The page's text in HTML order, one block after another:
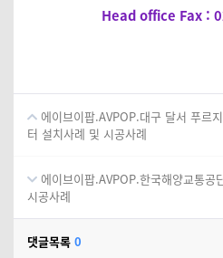
Head office Fax :
에이브이팝.AVPOP.대구 달서 푸르
터 설치사례 및 시공사례
에이브이팝.AVPOP.한국해양교통공
시공사례
댓글목록 0